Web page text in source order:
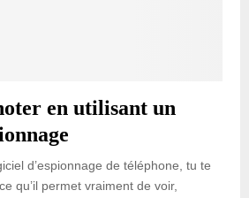
en utilisant un
d’espionnage de téléphone, tu te
qu’il permet vraiment de voir,